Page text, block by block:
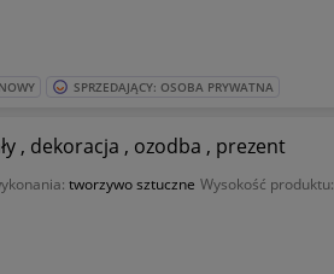
SPRZEDAJĄCY: OSOBA PRYWATNA
, dekoracja , ozodba , prezent
tworzywo sztuczne Wysokość produktu: